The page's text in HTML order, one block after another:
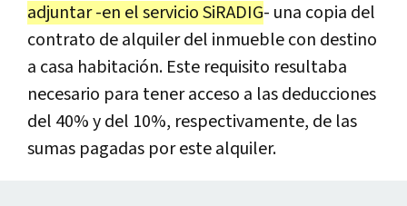
adjuntar -en el servicio SiRADIG- una copia del
contrato de alquiler del inmueble con destino
a casa habitación. Este requisito resultaba
necesario para tener acceso a las deducciones
del 40% y del 10%, respectivamente, de las
sumas pagadas por este alquiler.